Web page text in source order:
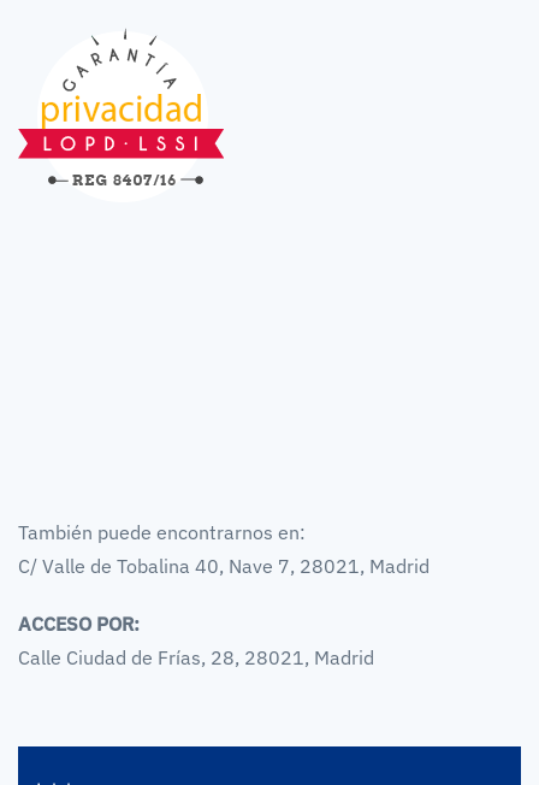
También puede encontrarnos en:
C/ Valle de Tobalina 40, Nave 7, 28021, Madrid
ACCESO POR:
Calle Ciudad de Frías, 28, 28021, Madrid